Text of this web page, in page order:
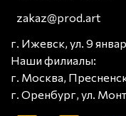
zakaz@prod.art
г. Ижевск, ул. 9
Наши филиалы:
г. Москва,
г. Оренбург, ул.